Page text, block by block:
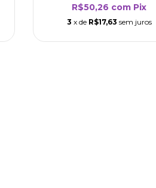
R$50,26 com Pix
3 x de R$17,63 sem juros